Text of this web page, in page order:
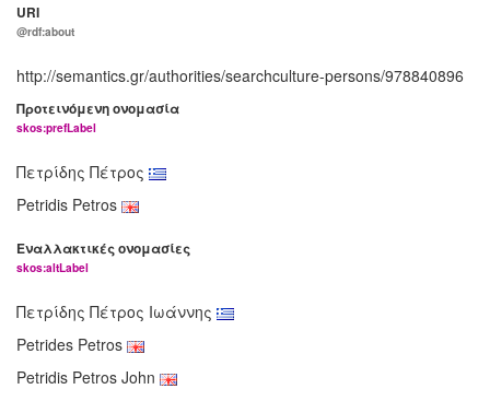
URI
@rdf:about
http://semantics.gr/authorities/searchculture-persons/978840896
Προτεινόμενη ονομασία
skos:prefLabel
Πετρίδης Πέτρος
Petridis Petros
Εναλλακτικές ονομασίες
skos:altLabel
Πετρίδης Πέτρος Ιωάννης
Petrides Petros
Petridis Petros John